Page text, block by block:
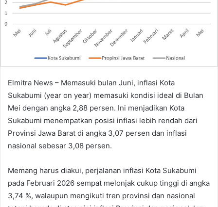
Elmitra News – Memasuki bulan Juni, inflasi Kota
Sukabumi (year on year) memasuki kondisi ideal di Bulan
Mei dengan angka 2,88 persen. Ini menjadikan Kota
Sukabumi menempatkan posisi inflasi lebih rendah dari
Provinsi Jawa Barat di angka 3,07 persen dan inflasi
nasional sebesar 3,08 persen.
Memang harus diakui, perjalanan inflasi Kota Sukabumi
pada Februari 2026 sempat melonjak cukup tinggi di angka
3,74 %, walaupun mengikuti tren provinsi dan nasional